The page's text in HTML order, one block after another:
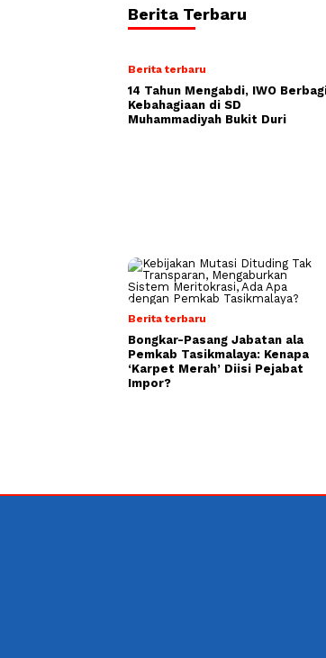
Berita Terbaru
Berita terbaru
14 Tahun Mengabdi, IWO
Kebahagiaan di SD
Muhammadiyah Bukit Duri
Berita terbaru
Bongkar-Pasang Jabatan ala
Pemkab Tasikmalaya: Kenapa
‘Karpet Merah’ Diisi Pejabat
Impor?